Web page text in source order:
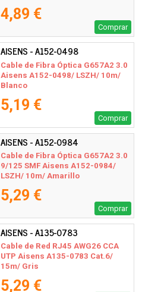
4,89 €
Comprar
AISENS - A152-0498
Cable de Fibra Óptica G657A2 3.0
Aisens A152-0498/ LSZH/ 10m/
Blanco
5,19 €
Comprar
AISENS - A152-0984
Cable de Fibra Óptica G657A2 3.0
9/125 SMF Aisens A152-0984/
LSZH/ 10m/ Amarillo
5,29 €
Comprar
AISENS - A135-0783
Cable de Red RJ45 AWG26 CCA
UTP Aisens A135-0783 Cat.6/
15m/ Gris
5,29 €